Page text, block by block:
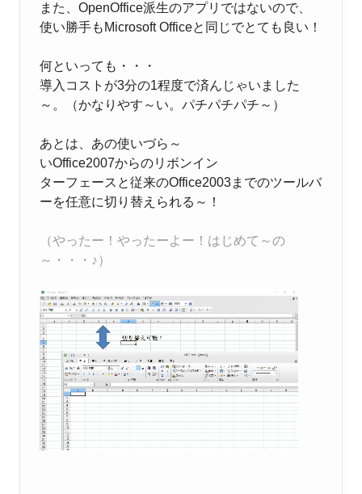
また、OpenOffice派生のアプリではないので、
使い勝手もMicrosoft Officeと同じでとても良い！
何といっても・・・
導入コストが3分の1程度で済んじゃいました
～。（かなりやす～い。パチパチパチ～）
あとは、あの使いづら～
いOffice2007からのリボンイン
ターフェースと従来のOffice2003までのツールバ
ーを任意に切り替えられる～！
（やったー！やったーよー！はじめて～の
～・・・♪）